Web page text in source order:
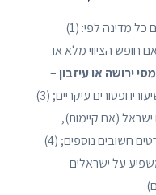
כל מדינה לפי: (1)
חופש הציווי מלא או
מסי ירושה או עיזבון –
ופטורים עיקריים; (3)
(אם קיימות),
חשובים נוספים; (4)
על ישראלים